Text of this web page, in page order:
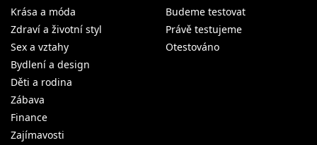
Krása a móda
Zdraví a životní styl
Sex a vztahy
Bydlení a design
Děti a rodina
Zábava
Finance
Zajímavosti
Budeme testovat
Právě testujeme
Otestováno